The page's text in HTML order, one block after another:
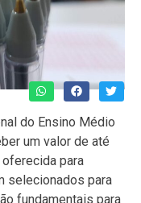
do Ensino Médio
um valor de até
oferecida para
selecionados para
fundamentais para